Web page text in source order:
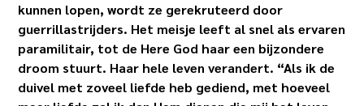
kunnen lopen, wordt ze gerekruteerd door
guerrillastrijders. Het meisje leeft al snel als ervaren
paramilitair, tot de Here God haar een bijzondere
droom stuurt. Haar hele leven verandert. “Als ik de
duivel met zoveel liefde heb gediend, met hoeveel